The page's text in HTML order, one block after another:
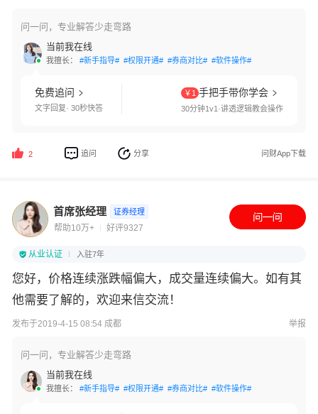
问一问，专业解答少走弯路
当前我在线
我擅长： #新手指导# #权限开通# #券商对比# #软件操作#
免费追问
文字回复· 30秒快答
￥1 手把手带你学会
30分钟1v1·讲透逻辑教会操作
2 追问 分享 问财App下载
首席张经理 证券经理
帮助10万+ 好评9327
从业认证 入驻7年
您好，价格连续涨跌幅偏大，成交量连续偏大。如有其
他需要了解的，欢迎来信交流！
发布于2019-4-15 08:54 成都 举报
问一问，专业解答少走弯路
当前我在线
我擅长： #新手指导# #权限开通# #券商对比# #软件操作#